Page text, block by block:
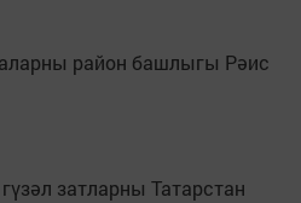
район башлыгы Рәис
затларны Татарстан